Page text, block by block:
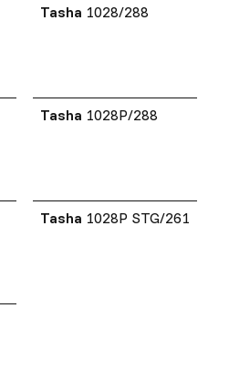
Tasha 1028/288
Tasha 1028P/288
Tasha 1028P STG/261